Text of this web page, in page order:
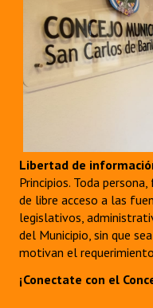
Libertad de
Principios. Toda
de libre acceso a las
legislativos,
del Municipio, sin que
motivan el
¡Conectate con el